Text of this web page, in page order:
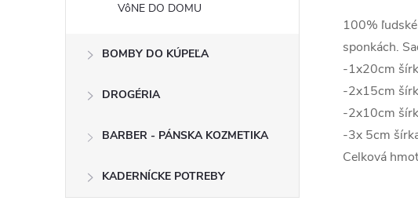
VôNE DO DOMU
BOMBY DO KÚPEĽA
DROGÉRIA
BARBER - PÁNSKA KOZMETIKA
KADERNÍCKE POTREBY
100%
sponkách.
-1x20cm
-2x15cm
-2x10cm
-3x 5cm
Celková